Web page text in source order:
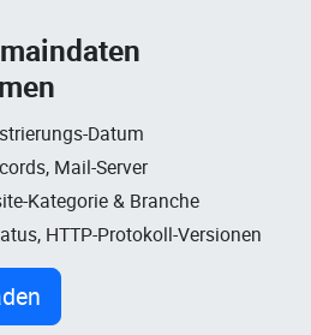
Datum
Mail-Server
Kategorie & Branche
HTTP-Protokoll-Versionen